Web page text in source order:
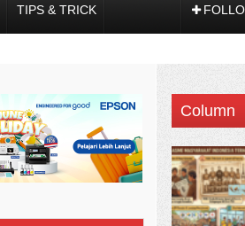
TIPS & TRICK
Column